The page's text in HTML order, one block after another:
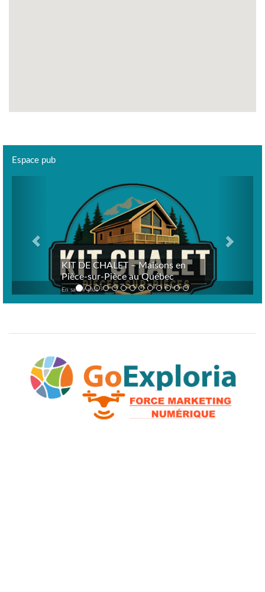
Espace pub
KIT DE CHALET – Maisons en
Pièce-sur-Pièce au Québec
En savoir plus >